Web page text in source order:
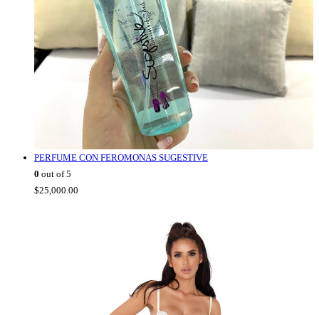
PERFUME CON FEROMONAS SUGESTIVE
0 out of 5
$25,000.00